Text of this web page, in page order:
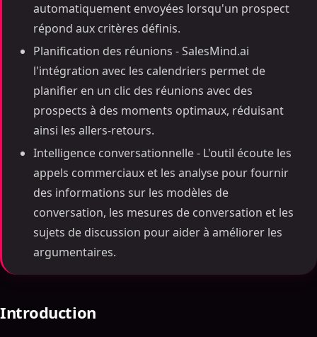
automatiquement envoyées lorsqu'un prospect
répond aux critères définis.
Planification des réunions - SalesMind.ai
l'intégration avec les calendriers permet de
planifier en un clic des réunions avec des
prospects à des moments optimaux, réduisant
ainsi les allers-retours.
Intelligence conversationnelle - L'outil écoute les
appels commerciaux et les analyse pour fournir
des informations sur les modèles de
conversation, les mesures de conversation et les
sujets de discussion pour aider à améliorer les
argumentaires.
Introduction